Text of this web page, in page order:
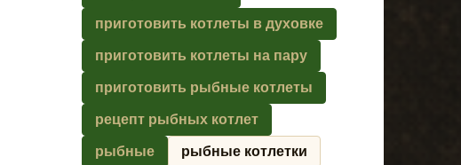
приготовить котлеты в духовке
приготовить котлеты на пару
приготовить рыбные котлеты
рецепт рыбных котлет
рыбные рыбные котлетки